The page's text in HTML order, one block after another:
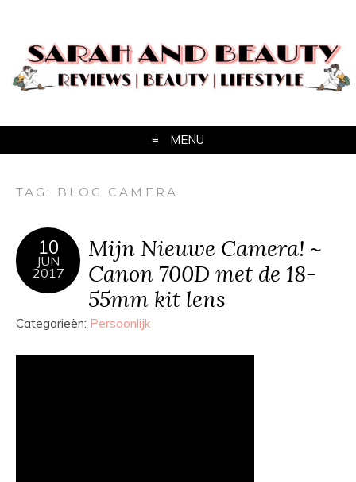
MENU
TAG: BLOG CAMERA
10
JUN
2017
Mijn Nieuwe Camera! ~
Canon 700D met de 18-
55mm kit lens
Categorieën: Persoonlijk